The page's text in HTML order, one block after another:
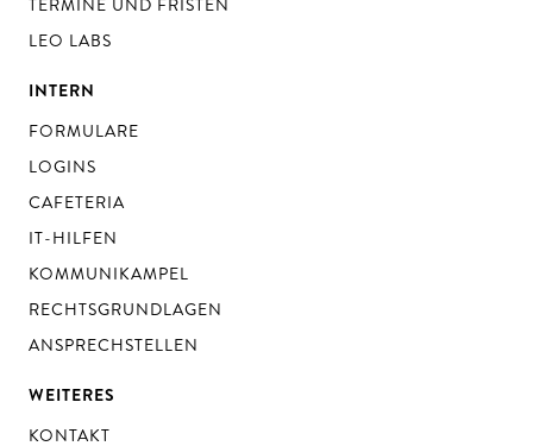
TERMINE UND FRISTEN
LEO LABS
INTERN
FORMULARE
LOGINS
CAFETERIA
IT-HILFEN
KOMMUNIKAMPEL
RECHTSGRUNDLAGEN
ANSPRECHSTELLEN
WEITERES
KONTAKT